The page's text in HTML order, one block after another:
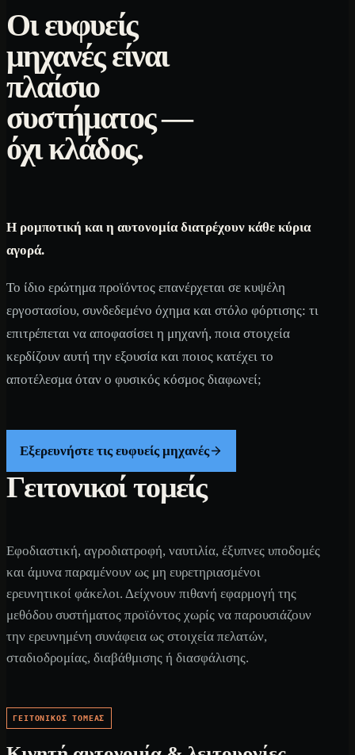
Οι ευφυείς
μηχανές είναι
πλαίσιο
συστήματος —
όχι κλάδος.
Η ρομποτική και η αυτονομία διατρέχουν κάθε κύρια
αγορά.
Το ίδιο ερώτημα προϊόντος επανέρχεται σε κυψέλη
εργοστασίου, συνδεδεμένο όχημα και στόλο φόρτισης: τι
επιτρέπεται να αποφασίσει η μηχανή, ποια στοιχεία
κερδίζουν αυτή την εξουσία και ποιος κατέχει το
αποτέλεσμα όταν ο φυσικός κόσμος διαφωνεί;
Εξερευνήστε τις ευφυείς μηχανές
Γειτονικοί τομείς
Εφοδιαστική, αγροδιατροφή, ναυτιλία, έξυπνες υποδομές
και άμυνα παραμένουν ως μη ευρετηριασμένοι
ερευνητικοί φάκελοι. Δείχνουν πιθανή εφαρμογή της
μεθόδου συστήματος προϊόντος χωρίς να παρουσιάζουν
την ερευνημένη συνάφεια ως στοιχεία πελατών,
σταδιοδρομίας, διαβάθμισης ή διασφάλισης.
ΓΕΙΤΟΝΙΚΌΣ ΤΟΜΈΑΣ